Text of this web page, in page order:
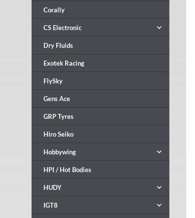
Corally
CS Electronic
Dry Fluids
Exotek Racing
FlySky
Gens Ace
GRP Tyres
Hiro Seiko
Hobbywing
HPI / Hot Bodies
HUDY
IGT8